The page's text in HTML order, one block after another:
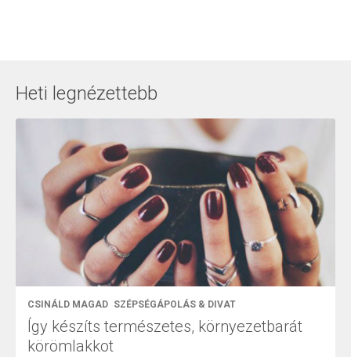
Heti legnézettebb
CSINÁLD MAGAD SZÉPSÉGÁPOLÁS & DIVAT
Így készíts természetes, környezetbarát
körömlakkot